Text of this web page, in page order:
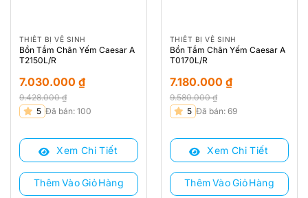
THIẾT BỊ VỆ SINH
Bồn Tắm Chân Yếm Caesar A
T2150L/R
9.428.000₫
Giá
là:
9.428.000 ₫.
7.030.000 ₫
Giá
tại
7.030.000 ₫.
5 Đã bán: 100
Xem Chi Tiết
Thêm Vào Giỏ Hàng
THIẾT BỊ VỆ SINH
Bồn Tắm Chân Yếm Caesar A
T0170L/R
9.580.000₫
Giá
là:
9.580.000 ₫.
7.180.000 ₫
Giá
tại
7.180.000 ₫.
5 Đã bán: 69
Xem Chi Tiết
Thêm Vào Giỏ Hàng